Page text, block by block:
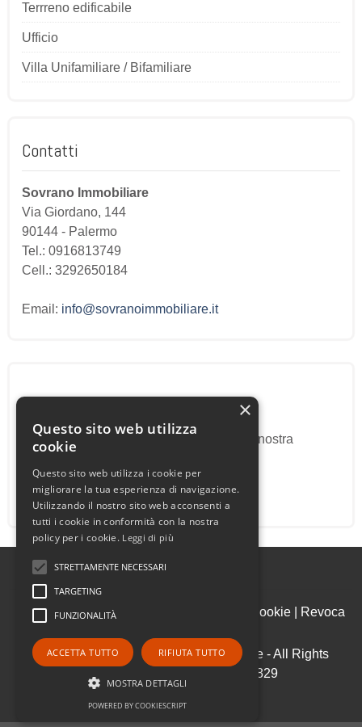
Terrreno edificabile
Ufficio
Villa Unifamiliare / Bifamiliare
Contatti
Sovrano Immobiliare
Via Giordano, 144
90144 - Palermo
Tel.: 0916813749
Cell.: 3292650184
Email: info@sovranoimmobiliare.it
Proponi il Tuo Immobile
Proponi il tuo immobile alla nostra
Admin |Informativa Privacy Informativa Cookie|
Revoca
© Copyright 2026 - Sovrano Immobiliare - All Rights
reserved - Part. IVA 05916270829
×
Questo sito web utilizza
cookie
Questo sito web utilizza i cookie per
migliorare la tua esperienza di navigazione.
Utilizzando il nostro sito web acconsenti a
tutti i cookie in conformità con la nostra
policy per i cookie. Leggi di più
STRETTAMENTE NECESSARI
TARGETING
FUNZIONALITÀ
ACCETTA TUTTO RIFIUTA TUTTO
MOSTRA DETTAGLI
POWERED BY COOKIESCRIPT